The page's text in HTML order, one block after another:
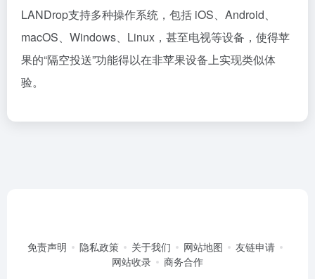
LANDrop支持多种操作系统，包括 iOS、Android、
macOS、Windows、Linux，甚至电视等设备，使得苹
果的“隔空投送”功能得以在非苹果设备上实现类似体
验。
免责声明 隐私政策 关于我们 网站地图
友链申请
网站收录
商务合作